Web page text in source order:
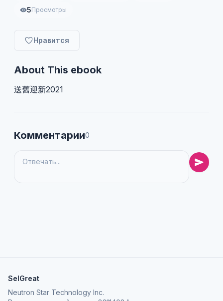
5Просмотры
Нравится
About This ebook
送舊迎新2021
Комментарии0
SelGreat
Neutron Star Technology Inc.